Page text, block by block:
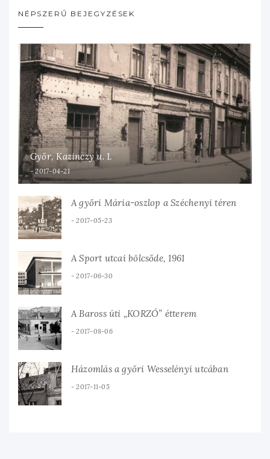
NÉPSZERŰ BEJEGYZÉSEK
Győr, Kazinczy u. 1.
2017-04-21
A győri Mária-oszlop a Széchenyi téren
2017-05-23
A Sport utcai bölcsőde, 1961
2017-06-30
A Baross úti „KORZÓ” étterem
2017-08-06
Házomlás a győri Wesselényi utcában
2017-11-05